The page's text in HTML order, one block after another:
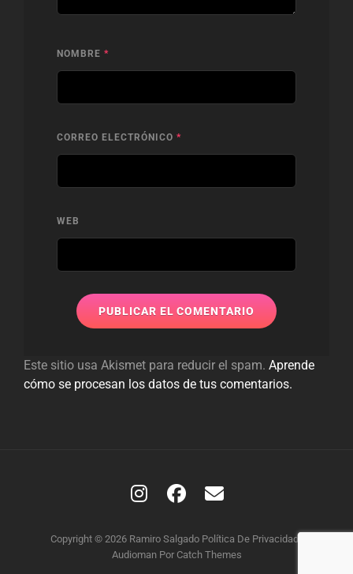
NOMBRE *
CORREO ELECTRÓNICO *
WEB
Este sitio usa Akismet para reducir el spam. Aprende
cómo se procesan los datos de tus comentarios.
Instagram
facebook
email
Copyright © 2026 Ramiro Salgado Política De Privacidad
Audioman Por Catch Themes